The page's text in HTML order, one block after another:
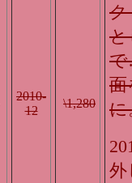
2010-
12
\1,280
ク
と
面
に
外